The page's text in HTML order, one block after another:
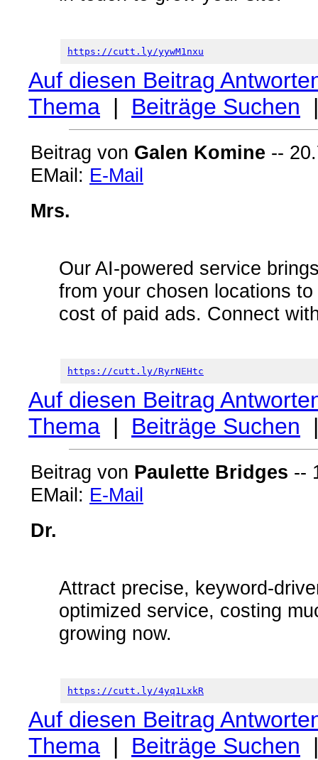
https://cutt.ly/yywM1nxu
Auf diesen Beitrag
Thema | Beiträge Suchen
Beitrag von Galen Komine --
EMail: E-Mail
Mrs.
Our AI-powered service
from your chosen locations
cost of paid ads. Connect
https://cutt.ly/RyrNEHtc
Auf diesen Beitrag
Thema | Beiträge Suchen
Beitrag von Paulette Bridges --
EMail: E-Mail
Dr.
Attract precise, keyword-
optimized service, costing
growing now.
https://cutt.ly/4yq1LxkR
Auf diesen Beitrag
Thema | Beiträge Suchen